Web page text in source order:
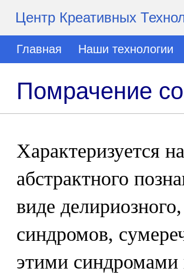
Центр Креативных
Главная Наши технологии
Помрачение
Характеризуется
абстрактного
виде
синдромов,
этими синдромами